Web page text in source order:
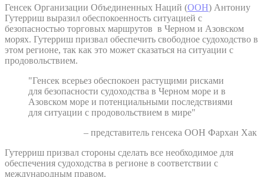
Генсек Организации Объединенных Наций (ООН) Антониу
Гутерриш выразил обеспокоенность ситуацией с
безопасностью торговых маршрутов в Черном и Азовском
морях. Гутерриш призвал обеспечить свободное судоходство в
этом регионе, так как это может сказаться на ситуации с
продовольствием.
"Генсек всерьез обеспокоен растущими рисками
для безопасности судоходства в Черном море и в
Азовском море и потенциальными последствиями
для ситуации с продовольствием в мире"
– представитель генсека ООН Фархан Хак
Гутерриш призвал стороны сделать все необходимое для
обеспечения судоходства в регионе в соответствии с
международным правом.